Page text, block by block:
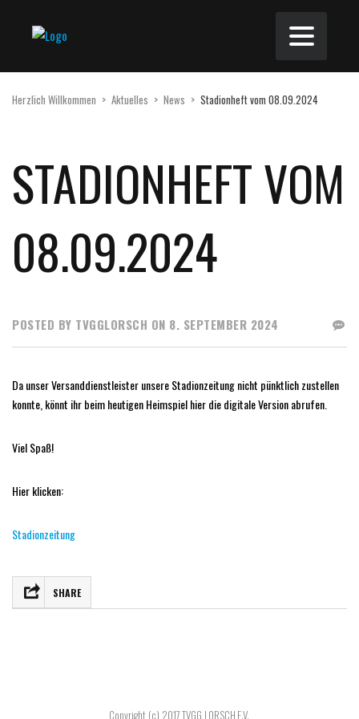
Herzlich Willkommen > Aktuelles > News > Stadionheft vom 08.09.2024
STADIONHEFT VOM
08.09.2024
POSTED BY TVGGLORSCH ON 8. SEPTEMBER 2024
Da unser Versanddienstleister unsere Stadionzeitung nicht pünktlich zustellen
konnte, könnt ihr beim heutigen Heimspiel hier die digitale Version abrufen.
Viel Spaß!
Hier klicken:
Stadionzeitung
SHARE
Copyright (c) 2017 TVGG LORSCH E.V.